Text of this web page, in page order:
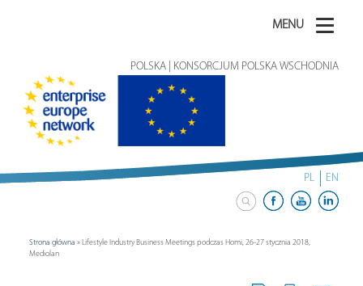
MENU
POLSKA | KONSORCJUM POLSKA WSCHODNIA
PL EN
Strona główna » Lifestyle Industry Business Meetings podczas Homi, 26-27 stycznia 2018,
Mediolan